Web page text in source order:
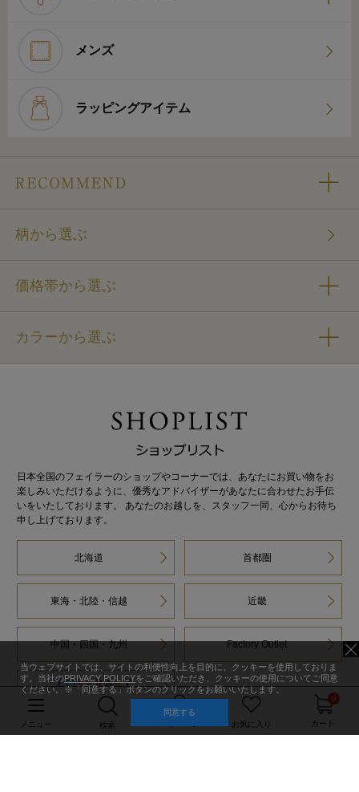
メンズ
ラッピングアイテム
柄から選ぶ
価格帯から選ぶ
カラーから選ぶ
日本全国のフェイラーのショップやコーナーでは、あなたにお買い物をお
楽しみいただけるように、優秀なアドバイザーがあなたに合わせたお手伝
いをいたしております。 あなたのお越しを、スタッフ一同、心からお待ち
申し上げております。
北海道 首都圏
東海・北陸・信越 近畿
中国・四国・九州 Factory Outlet
メニュー 検索 お気に入り
0
カート
当ウェブサイトでは、サイトの利便性向上を目的に、クッキーを使用しておりま
す。当社のPRIVACY POLICYをご確認いただき、クッキーの使用についてご同意
ください。※「同意する」ボタンのクリックをお願いいたします。
同意する